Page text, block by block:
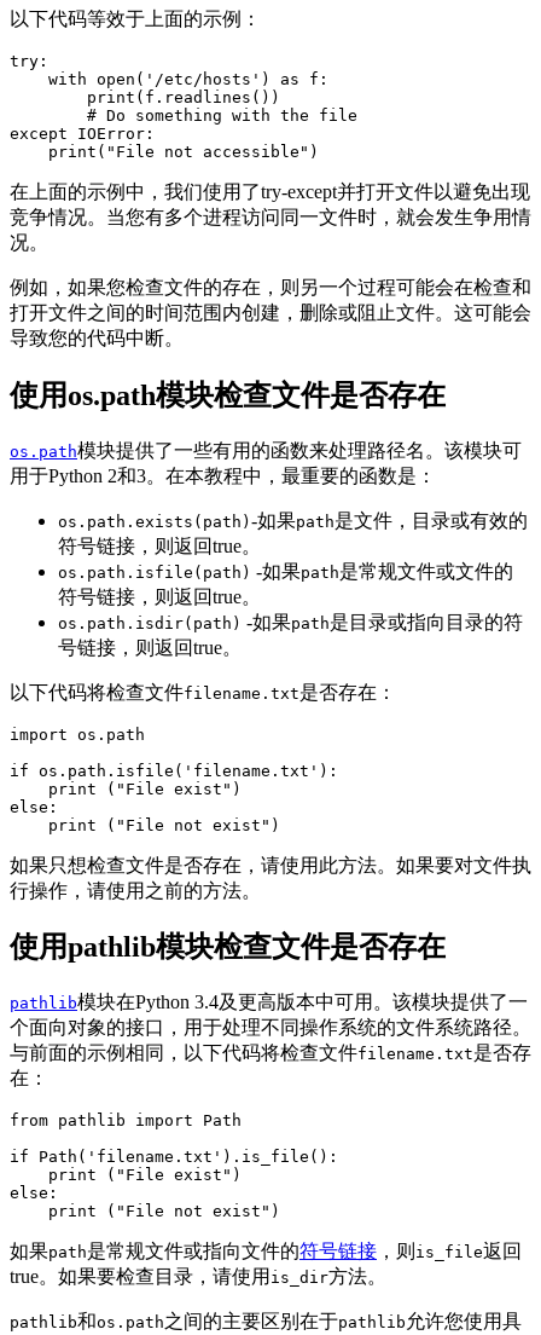
以下代码等效于上面的示例：
try:
    with open('/etc/hosts') as f:
        print(f.readlines())
        # Do something with the file
except IOError:
    print("File not accessible")
在上面的示例中，我们使用了try-except并打开文件以避免出现
竞争情况。当您有多个进程访问同一文件时，就会发生争用情
况。
例如，如果您检查文件的存在，则另一个过程可能会在检查和
打开文件之间的时间范围内创建，删除或阻止文件。这可能会
导致您的代码中断。
使用os.path模块检查文件是否存在
os.path模块提供了一些有用的函数来处理路径名。该模块可
用于Python 2和3。在本教程中，最重要的函数是：
os.path.exists(path) -如果path是文件，目录或有效的
符号链接，则返回true。
os.path.isfile(path) -如果path是常规文件或文件的
符号链接，则返回true。
os.path.isdir(path) -如果path是目录或指向目录的符
号链接，则返回true。
以下代码将检查文件filename.txt是否存在：
import os.path
if os.path.isfile('filename.txt'):
    print ("File exist")
else:
    print ("File not exist")
如果只想检查文件是否存在，请使用此方法。如果要对文件执
行操作，请使用之前的方法。
使用pathlib模块检查文件是否存在
pathlib模块在Python 3.4及更高版本中可用。该模块提供了一
个面向对象的接口，用于处理不同操作系统的文件系统路径。
与前面的示例相同，以下代码将检查文件filename.txt是否存
在：
from pathlib import Path
if Path('filename.txt').is_file():
    print ("File exist")
else:
    print ("File not exist")
如果path是常规文件或指向文件的符号链接 ，则 is_file返回
true。如果要检查目录，请使用 is_dir方法。
pathlib和os.path之间的主要区别在于pathlib 允许您使用具